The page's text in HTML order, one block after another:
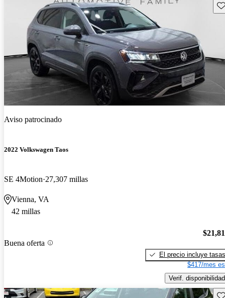
Aviso patrocinado
2022 Volkswagen Taos
SE 4Motion 27,307 millas
Vienna, VA
42 millas
Buena oferta
El precio incluye tasas
$417/mes
Verif. disponibilidad